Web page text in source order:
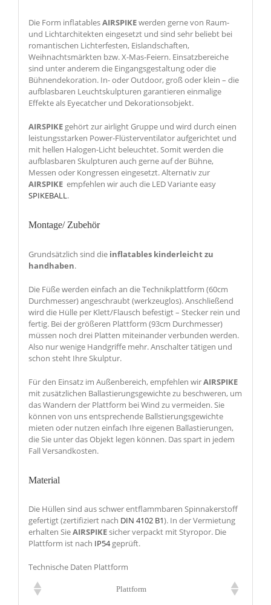
Die Form inflatablesAIRSPIKEwerden gerne von Raum-
und Lichtarchitekten eingesetzt und sind sehr beliebt bei
romantischen Lichterfesten, Eislandschaften,
Weihnachtsmärkten bzw. X-Mas-Feiern. Einsatzbereiche
sind unter anderem die Eingangsgestaltung oder die
Bühnendekoration. In- oder Outdoor, groß oder klein – die
aufblasbaren Leuchtskulpturen garantieren einmalige
Effekte als Eyecatcher und Dekorationsobjekt.
AIRSPIKEgehört zur airlight Gruppe und wird durch einen
leistungsstarken Power-Flüsterventilator aufgerichtet und
mit hellen Halogen-Licht beleuchtet. Somit werden die
aufblasbaren Skulpturen auch gerne auf der Bühne,
Messen oder Kongressen eingesetzt. Alternativ zur
AIRSPIKEempfehlen wir auch die LED Variante easy
SPIKEBALL.
Montage/ Zubehör
Grundsätzlich sind die inflatables kinderleicht zu
handhaben.
Die Füße werden einfach an die Technikplattform (60cm
Durchmesser) angeschraubt (werkzeuglos). Anschließend
wird die Hülle per Klett/Flausch befestigt – Stecker rein und
fertig. Bei der größeren Plattform (93cm Durchmesser)
müssen noch drei Platten miteinander verbunden werden.
Also nur wenige Handgriffe mehr. Anschalter tätigen und
schon steht Ihre Skulptur.
Für den Einsatz im Außenbereich, empfehlen wirAIRSPIKE
mit zusätzlichen Ballastierungsgewichte zu beschweren, um
das Wandern der Plattform bei Wind zu vermeiden. Sie
können von uns entsprechende Ballstierungsgewichte
mieten oder nutzen einfach Ihre eigenen Ballastierungen,
die Sie unter das Objekt legen können. Das spart in jedem
Fall Versandkosten.
Material
Die Hüllen sind aus schwer entflammbaren Spinnakerstoff
gefertigt (zertifiziert nach DIN 4102 B1). In der Vermietung
erhalten SieAIRSPIKEsicher verpackt mit Styropor. Die
Plattform ist nach IP54geprüft.
Technische Daten Plattform
Plattform